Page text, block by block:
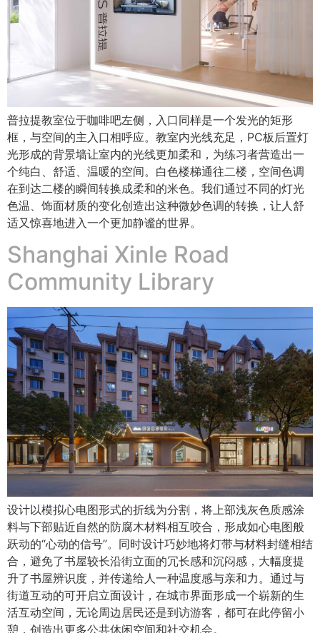
普拉提教室位于咖啡吧左侧，入口同样是一个发光的矩形
框，与空间的主入口相呼应。教室内光线充足，PC板后置灯
光形成的背景墙让室内的光线更加柔和，为练习者营造出一
个纯白、舒适、温暖的空间。白色楼梯通往二楼，空间色调
在到达二楼的瞬间转换成柔和的米色。我们通过不同的灯光
色温、饰面材质的变化创造出这种微妙色调的转换，让人舒
适又惊喜地进入一个更加静谧的世界。
Shanghai Xinle Road
Community Library
设计以模拟心电图形式的折线为分割，将上部浅灰色质感涂
料与下部贴近自然的防腐木材料相互咬合，形成如心电图般
跃动的“心动的信号”。同时设计巧妙地将灯带与材料封缝相结
合，避免了书屋较长沿街立面的冗长感和沉闷感，大幅度提
升了书屋辨识度，并传递给人一种温度感与亲和力。通过与
街道互动的可开启立面设计，在城市界面形成一个崭新的生
活互动空间，无论周边居民还是到访游客，都可在此停留小
憩，创造出更多公共休闲空间和社交机会。